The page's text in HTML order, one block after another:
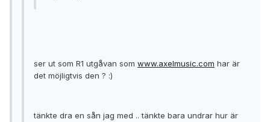
ser ut som R1 utgåvan som www.axelmusic.com har är
det möjligtvis den ? :)
tänkte dra en sån jag med .. tänkte bara undrar hur är